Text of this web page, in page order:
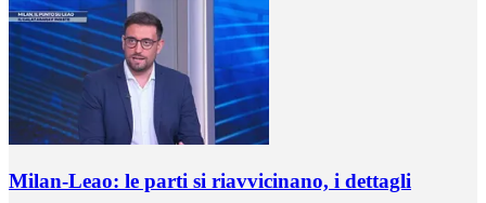
Milan-Leao: le parti si riavvicinano, i dettagli